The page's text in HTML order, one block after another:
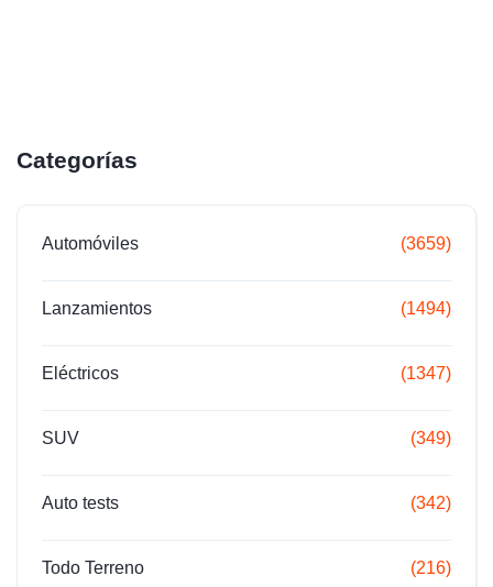
Categorías
Automóviles (3659)
Lanzamientos (1494)
Eléctricos (1347)
SUV (349)
Auto tests (342)
Todo Terreno (216)